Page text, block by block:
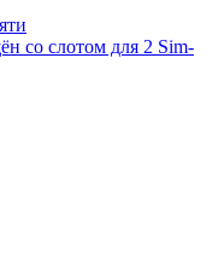
со слотом для 2 Sim-